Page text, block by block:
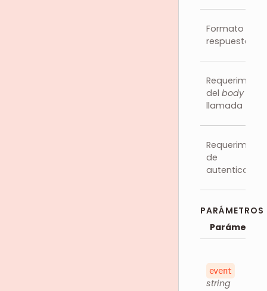
Formato de
respuesta
del bodyde la
llamada
de
autenticación
PARÁMETROS
Parámetro
event
string